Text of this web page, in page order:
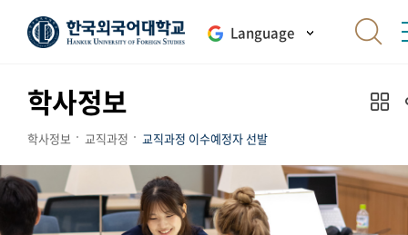
Language
학사정보
학사정보 교직과정 교직과정 이수예정자 선발